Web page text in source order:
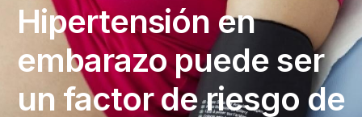
Hipertensión en
embarazo puede ser
un factor de riesgo de